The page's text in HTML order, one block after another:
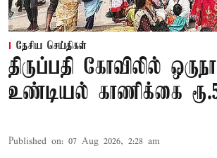
தேசிய செய்திகள்
திருப்பதி கோவிலில்
உண்டியல் காணிக்கை
Published on: 07 Aug 2026, 2:28 am